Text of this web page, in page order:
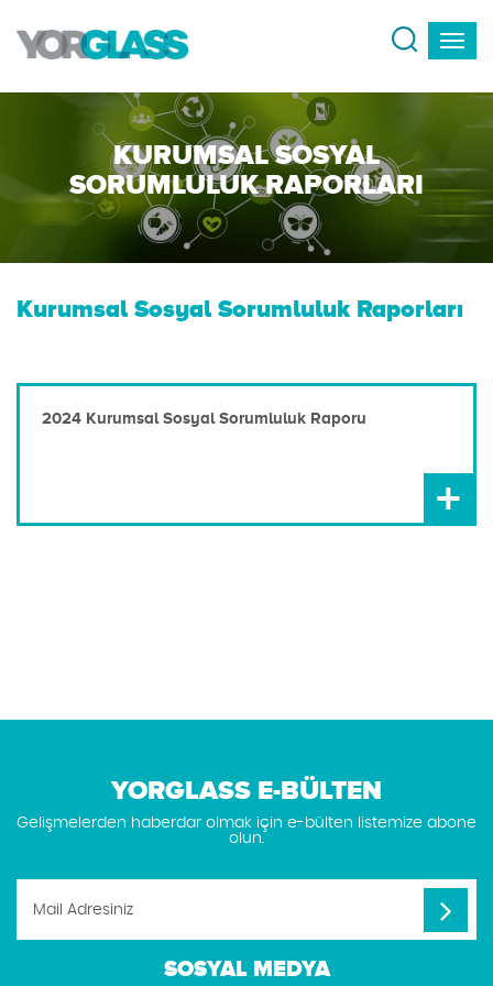
KURUMSAL SOSYAL
SORUMLULUK RAPORLARI
Kurumsal Sosyal Sorumluluk Raporları
2024 Kurumsal Sosyal Sorumluluk Raporu
+
YORGLASS E-BÜLTEN
Gelişmelerden haberdar olmak için e-bülten listemize abone
olun.
SOSYAL MEDYA